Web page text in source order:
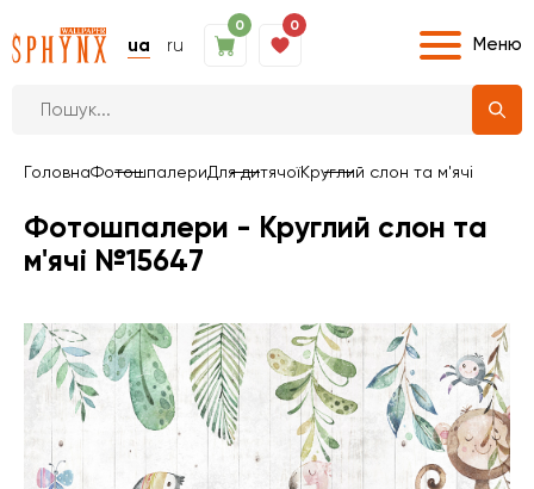
ua ru
0 0
Меню
ГоловнаФотошпалериДля дитячоїКруглий слон та м'ячі
Фотошпалери - Круглий слон та
м'ячі №15647